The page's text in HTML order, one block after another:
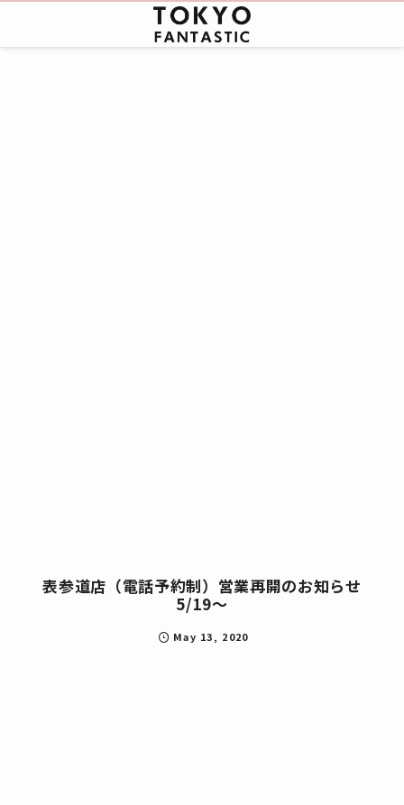
表参道店（電話予約制）営業再開のお知らせ
5/19～
May 13, 2020